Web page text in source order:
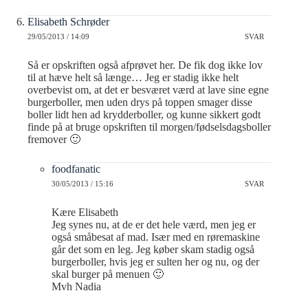
Elisabeth Schrøder
29/05/2013 / 14:09 SVAR
Så er opskriften også afprøvet her. De fik dog ikke lov
til at hæve helt så længe… Jeg er stadig ikke helt
overbevist om, at det er besværet værd at lave sine egne
burgerboller, men uden drys på toppen smager disse
boller lidt hen ad krydderboller, og kunne sikkert godt
finde på at bruge opskriften til morgen/fødselsdagsboller
fremover 🙂
foodfanatic
30/05/2013 / 15:16 SVAR
Kære Elisabeth
Jeg synes nu, at de er det hele værd, men jeg er
også småbesat af mad. Især med en røremaskine
går det som en leg. Jeg køber skam stadig også
burgerboller, hvis jeg er sulten her og nu, og der
skal burger på menuen 🙂
Mvh Nadia